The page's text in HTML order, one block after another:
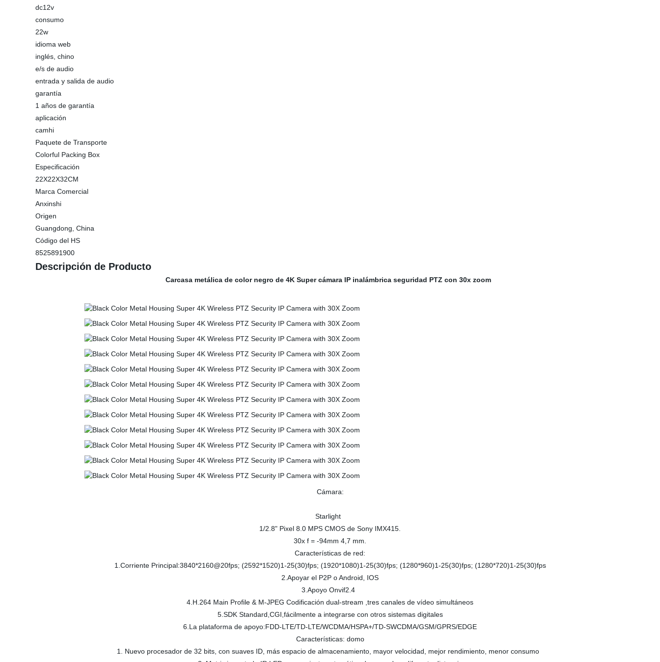
dc12v
consumo
22w
idioma web
inglés, chino
e/s de audio
entrada y salida de audio
garantía
1 años de garantía
aplicación
camhi
Paquete de Transporte
Colorful Packing Box
Especificación
22X22X32CM
Marca Comercial
Anxinshi
Origen
Guangdong, China
Código del HS
8525891900
Descripción de Producto
Carcasa metálica de color negro de 4K Super cámara IP inalámbrica seguridad PTZ con 30x zoom
Cámara:
Starlight
1/2.8" Pixel 8.0 MPS CMOS de Sony IMX415.
30x f = -94mm 4,7 mm.
Características de red:
1.Corriente Principal:3840*2160@20fps; (2592*1520)1-25(30)fps; (1920*1080)1-25(30)fps; (1280*960)1-25(30)fps; (1280*720)1-25(30)fps
2.Apoyar el P2P o Android, IOS
3.Apoyo Onvif2.4
4.H.264 Main Profile & M-JPEG Codificación dual-stream ,tres canales de vídeo simultáneos
5.SDK Standard,CGI,fácilmente a integrarse con otros sistemas digitales
6.La plataforma de apoyo:FDD-LTE/TD-LTE/WCDMA/HSPA+/TD-SWCDMA/GSM/GPRS/EDGE
Características: domo
1. Nuevo procesador de 32 bits, con suaves ID, más espacio de almacenamiento, mayor velocidad, mejor rendimiento, menor consumo